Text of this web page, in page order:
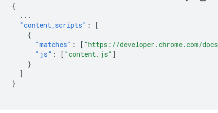
{
...
"content_scripts" :
[
{
"matches" : [ "https://developer.chrome.com/
"js" : [ "content.js" ]
}
]
}